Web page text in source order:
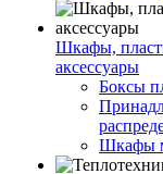
Шкафы,
аксессуары
Боксы
Шкафы